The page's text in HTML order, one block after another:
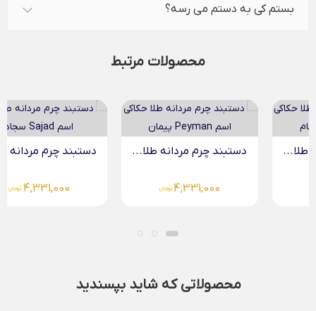
بستم کی به دستم می رسه؟
محصولات مرتبط
دستبند چرم مردانه طلا...
4,331,000 تومان
دستبند چرم مردانه طلا...
4,331,000 تومان
محصولاتی که شاید بپسندید